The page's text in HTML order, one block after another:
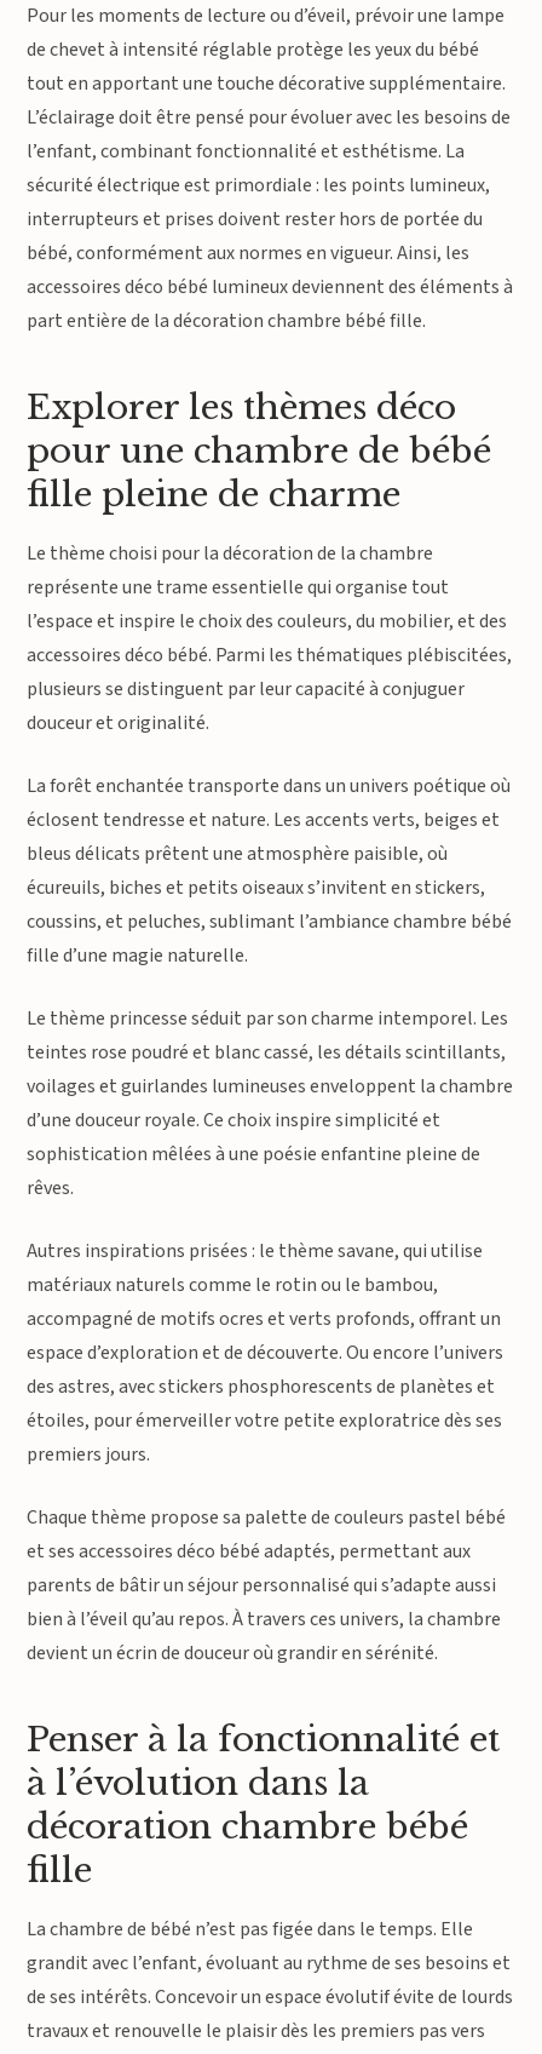
Pour les moments de lecture ou d’éveil, prévoir une lampe
de chevet à intensité réglable protège les yeux du bébé
tout en apportant une touche décorative supplémentaire.
L’éclairage doit être pensé pour évoluer avec les besoins de
l’enfant, combinant fonctionnalité et esthétisme. La
sécurité électrique est primordiale : les points lumineux,
interrupteurs et prises doivent rester hors de portée du
bébé, conformément aux normes en vigueur. Ainsi, les
accessoires déco bébé lumineux deviennent des éléments à
part entière de la décoration chambre bébé fille.
Explorer les thèmes déco
pour une chambre de bébé
fille pleine de charme
Le thème choisi pour la décoration de la chambre
représente une trame essentielle qui organise tout
l’espace et inspire le choix des couleurs, du mobilier, et des
accessoires déco bébé. Parmi les thématiques plébiscitées,
plusieurs se distinguent par leur capacité à conjuguer
douceur et originalité.
La forêt enchantée transporte dans un univers poétique où
éclosent tendresse et nature. Les accents verts, beiges et
bleus délicats prêtent une atmosphère paisible, où
écureuils, biches et petits oiseaux s’invitent en stickers,
coussins, et peluches, sublimant l’ambiance chambre bébé
fille d’une magie naturelle.
Le thème princesse séduit par son charme intemporel. Les
teintes rose poudré et blanc cassé, les détails scintillants,
voilages et guirlandes lumineuses enveloppent la chambre
d’une douceur royale. Ce choix inspire simplicité et
sophistication mêlées à une poésie enfantine pleine de
rêves.
Autres inspirations prisées : le thème savane, qui utilise
matériaux naturels comme le rotin ou le bambou,
accompagné de motifs ocres et verts profonds, offrant un
espace d’exploration et de découverte. Ou encore l’univers
des astres, avec stickers phosphorescents de planètes et
étoiles, pour émerveiller votre petite exploratrice dès ses
premiers jours.
Chaque thème propose sa palette de couleurs pastel bébé
et ses accessoires déco bébé adaptés, permettant aux
parents de bâtir un séjour personnalisé qui s’adapte aussi
bien à l’éveil qu’au repos. À travers ces univers, la chambre
devient un écrin de douceur où grandir en sérénité.
Penser à la fonctionnalité et
à l’évolution dans la
décoration chambre bébé
fille
La chambre de bébé n’est pas figée dans le temps. Elle
grandit avec l’enfant, évoluant au rythme de ses besoins et
de ses intérêts. Concevoir un espace évolutif évite de lourds
travaux et renouvelle le plaisir dès les premiers pas vers